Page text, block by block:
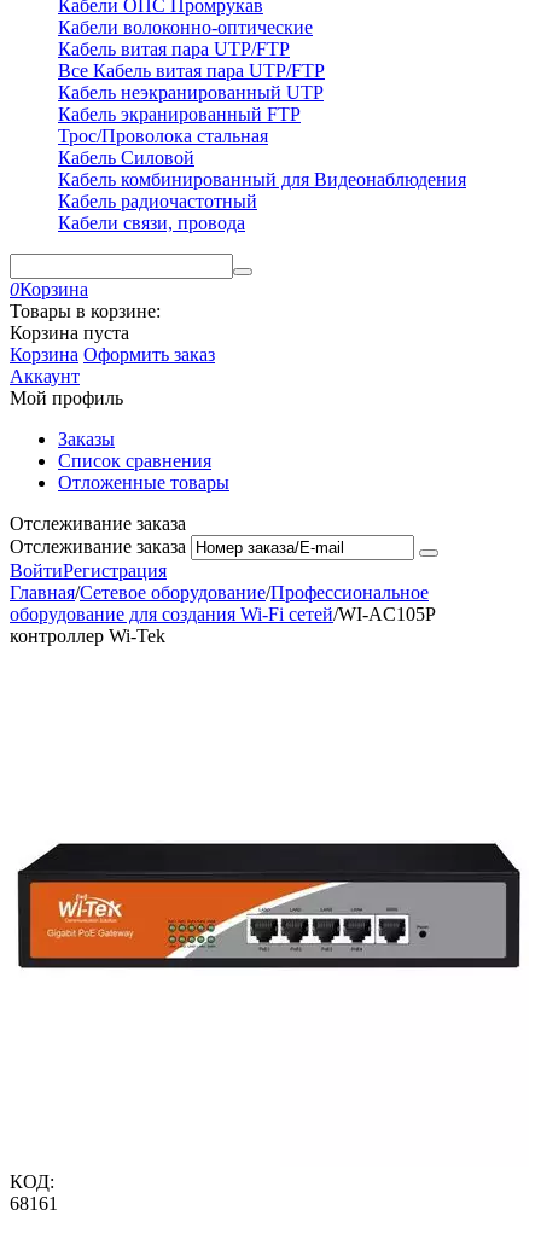
Кабели ОПС Промрукав
Кабели волоконно-оптические
Кабель витая пара UTP/FTP
Все Кабель витая пара UTP/FTP
Кабель неэкранированный UTP
Кабель экранированный FTP
Трос/Проволока стальная
Кабель Силовой
Кабель комбинированный для Видеонаблюдения
Кабель радиочастотный
Кабели связи, провода
0Корзина
Товары в корзине:
Корзина пуста
Корзина Оформить заказ
Аккаунт
Мой профиль
Заказы
Список сравнения
Отложенные товары
Отслеживание заказа
Отслеживание заказа
ВойтиРегистрация
Главная/Сетевое оборудование/Профессиональное
оборудование для создания Wi-Fi сетей/WI-AC105P
контроллер Wi-Tek
КОД:
68161